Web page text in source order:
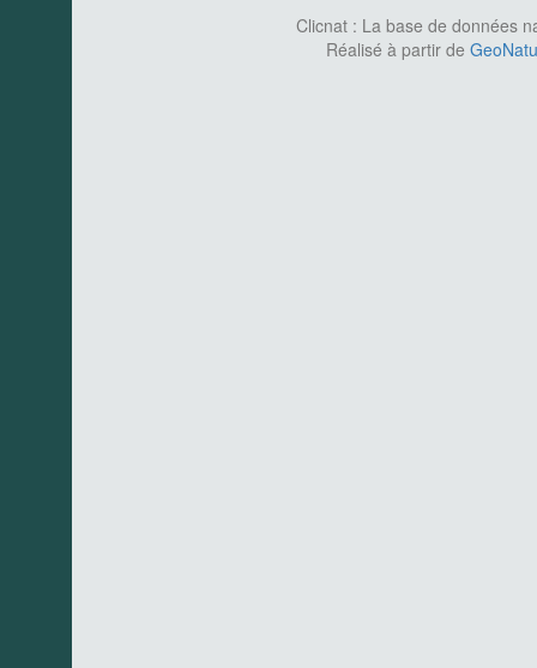
Clicnat : La base de données
Réalisé à partir de